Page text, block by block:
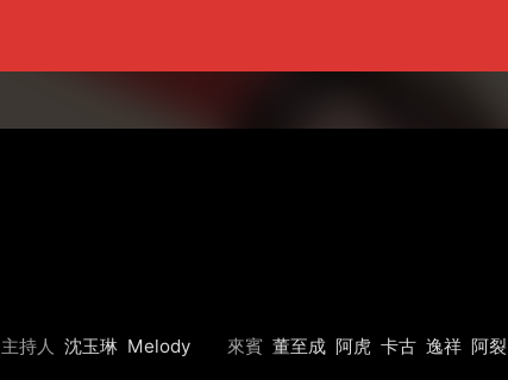
主持人 沈玉琳 Melody 來賓 董至成 阿虎 卡古 逸祥 阿裂